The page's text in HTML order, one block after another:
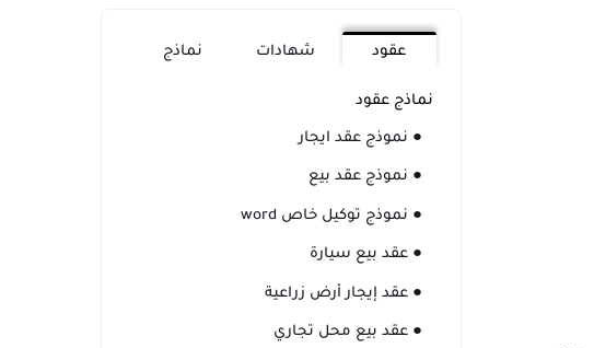
عقود شهادات نماذج
نماذج عقود
● نموذج عقد ايجار
● نموذج عقد بيع
● نموذج توكيل خاص word
● عقد بيع سيارة
● عقد إيجار أرض زراعية
● عقد بيع محل تجاري